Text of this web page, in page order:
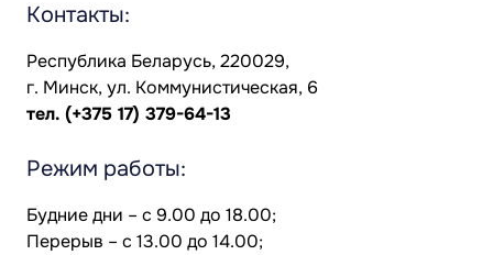
Контакты:
Республика Беларусь, 220029,
г. Минск, ул. Коммунистическая, 6
тел. (+375 17) 379-64-13
Режим работы:
Будние дни – с 9.00 до 18.00;
Перерыв – с 13.00 до 14.00;